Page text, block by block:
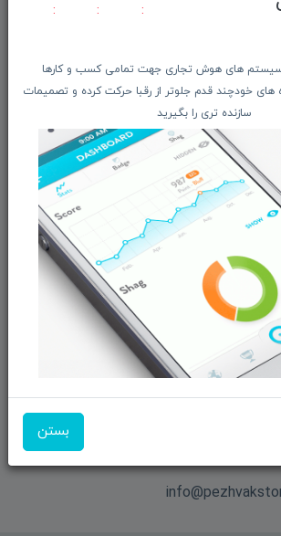
سیستم های هوش تجاری جهت تمامی کسب و کارها
های خودچند قدم جلوتر از رقبا حرکت کرده و تصمیمات
سازنده تری را بگیرید
بستن
فروشگاه ما باخبر شوید:
ثبت‌نام
دنبال کنید:
بازرگانی و فروش محصولات MSI ماتریکس - جناب آقای